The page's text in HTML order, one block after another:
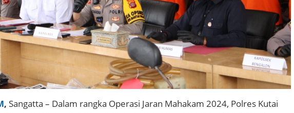
, Sangatta – Dalam rangka Operasi Jaran Mahakam 2024, Polres Kutai